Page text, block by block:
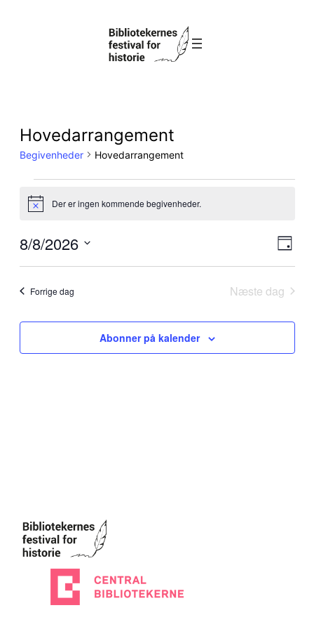
Hovedarrangement
Begivenheder Hovedarrangement
Begivenheder
for
august
8,
2026
Notice Der er ingen kommende begivenheder.
af
Dag
8/8/2026
Vælg
Forrige dag Næste dag
Abonner på kalender